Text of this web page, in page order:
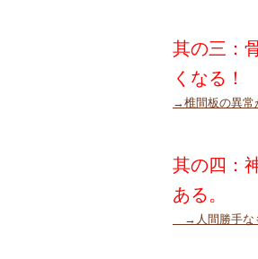
其の三：
くなる！
→椎間板の異常
其の四：
ある。
→人間勝手な